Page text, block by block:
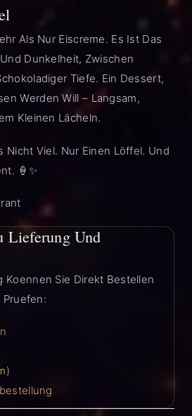
Als Nur Eiscreme. Es Ist Das
Dunkelheit, Zwischen
Tiefe. Ein Dessert,
Werden Will – Langsam,
Kleinen Lächeln.
Nicht Viel. Nur Einen Löffel. Und
🍦✨
Lieferung Und
Koennen Sie Direkt Bestellen